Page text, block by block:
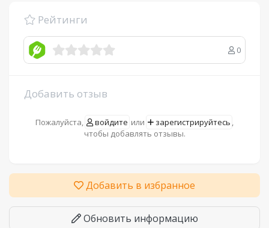
Рейтинги
0
Добавить отзыв
Пожалуйста, войдите или зарегистрируйтесь ,
чтобы добавлять отзывы.
Добавить в избранное
Обновить информацию